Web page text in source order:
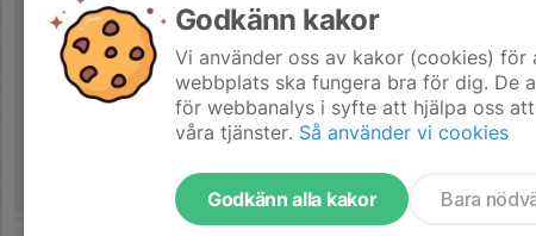
Läs mer
Godkänn kakor
Vi använder oss av kakor (cookies) för
webbplats ska fungera bra för dig. De
för webbanalys i syfte att hjälpa oss
våra tjänster. Så använder vi cookies
Godkänn alla kakor Bara